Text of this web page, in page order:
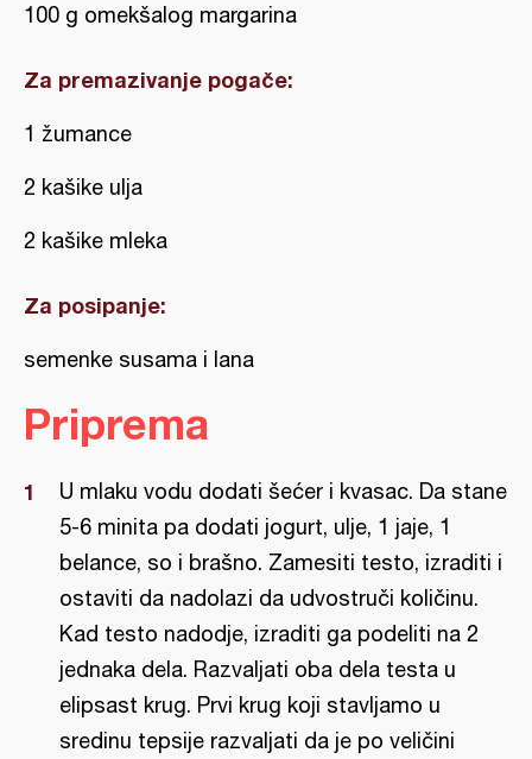
100 g omekšalog margarina
Za premazivanje pogače:
1 žumance
2 kašike ulja
2 kašike mleka
Za posipanje:
semenke susama i lana
Priprema
U mlaku vodu dodati šećer i kvasac. Da stane
5-6 minita pa dodati jogurt, ulje, 1 jaje, 1
belance, so i brašno. Zamesiti testo, izraditi i
ostaviti da nadolazi da udvostruči količinu.
Kad testo nadodje, izraditi ga podeliti na 2
jednaka dela. Razvaljati oba dela testa u
elipsast krug. Prvi krug koji stavljamo u
sredinu tepsije razvaljati da je po veličini